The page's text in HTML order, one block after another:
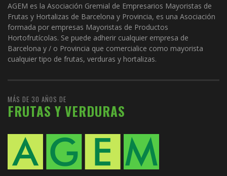
AGEM es la Asociación Gremial de Empresarios Mayoristas de
Frutas y Hortalizas de Barcelona y Provincia, es una Asociación
formada por empresas Mayoristas de Productos
Hortofrutícolas. Se puede adherir cualquier empresa de
Barcelona y / o Provincia que comercialice como mayorista
cualquier tipo de frutas, verduras y hortalizas.
MÁS DE 30 AÑOS DE
FRUTAS Y VERDURAS